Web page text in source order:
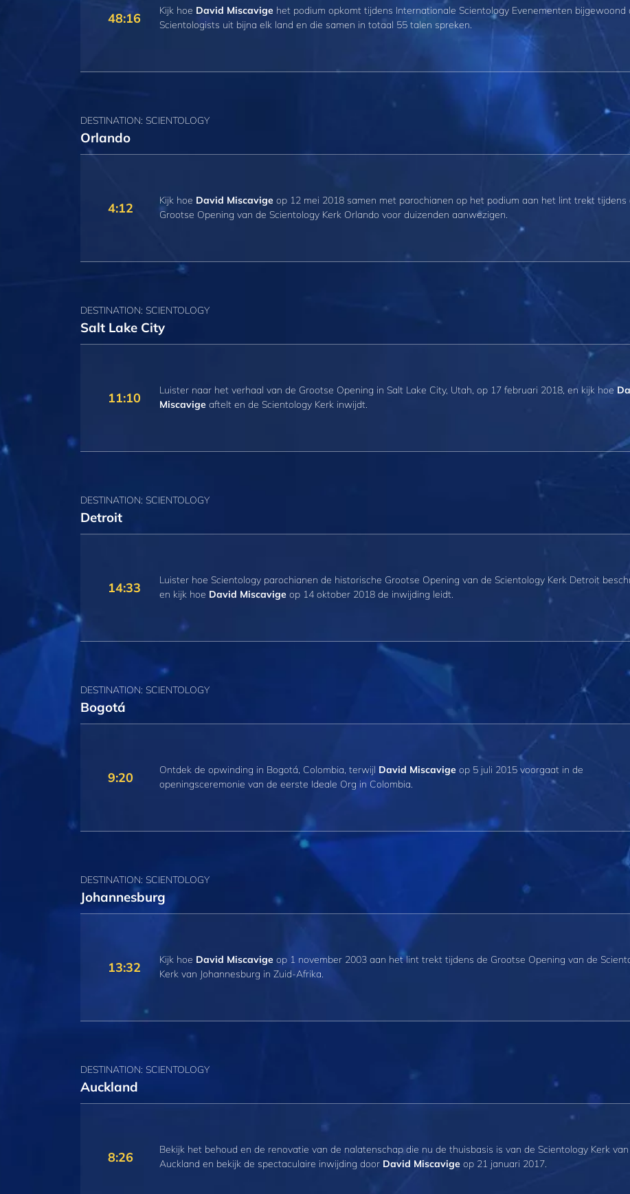
48:16 Kijk hoe David Miscavige het podium opkomt tijdens Internationale Scientology Evenementen bijgewoond
Scientologists uit bijna elk land en die samen in totaal 55 talen spreken.
DESTINATION: SCIENTOLOGY
Orlando
4:12 Kijk hoe David Miscavige op 12 mei 2018 samen met parochianen op het podium aan het lint trekt tijdens
Grootse Opening van de Scientology Kerk Orlando voor duizenden aanwezigen.
DESTINATION: SCIENTOLOGY
Salt Lake City
11:10 Luister naar het verhaal van de Grootse Opening in Salt Lake City, Utah, op 17 februari 2018, en kijk hoe
Miscavige aftelt en de Scientology Kerk inwijdt.
DESTINATION: SCIENTOLOGY
Detroit
14:33
Luister hoe Scientology parochianen de historische Grootse Opening van de Scientology Kerk Detroit
en kijk hoe David Miscavige op 14 oktober 2018 de inwijding leidt.
DESTINATION: SCIENTOLOGY
Bogotá
9:20 Ontdek de opwinding in Bogotá, Colombia, terwijl David Miscavige op 5 juli 2015 voorgaat in de
openingsceremonie van de eerste Ideale Org in Colombia.
DESTINATION: SCIENTOLOGY
Johannesburg
13:32 Kijk hoe David Miscavige op 1 november 2003 aan het lint trekt tijdens de Grootse Opening van de
Kerk van Johannesburg in Zuid‑Afrika.
DESTINATION: SCIENTOLOGY
Auckland
8:26
Bekijk het behoud en de renovatie van de nalatenschap die nu de thuisbasis is van de Scientology Kerk van
Auckland en bekijk de spectaculaire inwijding door David Miscavige op 21 januari 2017.